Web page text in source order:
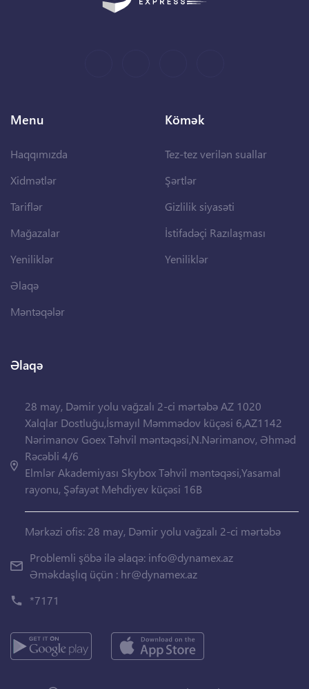
Menu
Haqqımızda
Xidmətlər
Tariflər
Mağazalar
Yeniliklər
Əlaqə
Məntəqələr
Kömək
Tez-tez verilən suallar
Şərtlər
Gizlilik siyasəti
İstifadəçi Razılaşması
Yeniliklər
Əlaqə
28 may, Dəmir yolu vağzalı 2-ci mərtəbə AZ 1020
Xalqlar Dostluğu,İsmayıl Məmmədov küçəsi 6,AZ1142
Nərimanov Goex Təhvil məntəqəsi,N.Nərimanov, Əhməd
Rəcəbli 4/6
Elmlər Akademiyası Skybox Təhvil məntəqəsi,Yasamal
rayonu, Şəfayət Mehdiyev küçəsi 16B
Mərkəzi ofis: 28 may, Dəmir yolu vağzalı 2-ci mərtəbə
Problemli şöbə ilə əlaqə: info@dynamex.az
Əməkdaşlıq üçün : hr@dynamex.az
*7171